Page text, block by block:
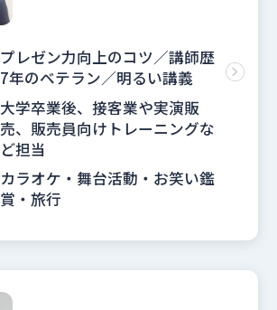
プレゼン力向上のコツ／講師歴
7年のベテラン／明るい講義
大学卒業後、接客業や実演販
売、販売員向けトレーニングな
ど担当
カラオケ・舞台活動・お笑い鑑
賞・旅行